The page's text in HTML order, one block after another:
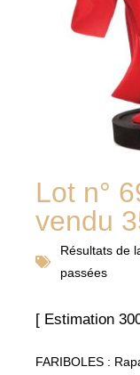
Lot n°
vendu
Résultats de
passées
[ Estimation
FARIBOLES :